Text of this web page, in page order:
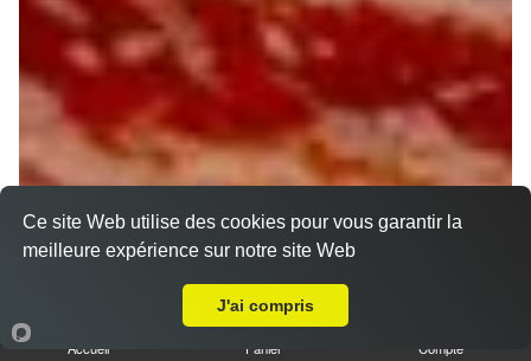
Accueil Panier Compte
Ce site Web utilise des cookies pour vous garantir la
meilleure expérience sur notre site Web
J'ai compris